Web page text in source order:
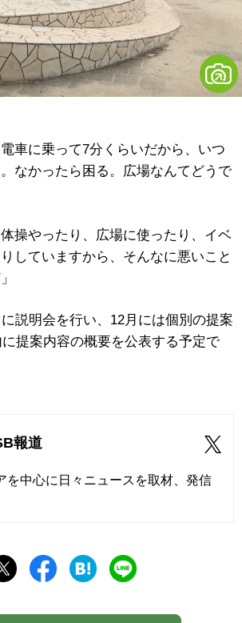
電車に乗って7分くらいだから、いつ
なかったら困る。広場なんてどうで
体操やったり、広場に使ったり、イベ
していますから、そんなに悪いこと
説明会を行い、12月には個別の提案
提案内容の概要を公表する予定で
報道
を中心に日々ニュースを取材、発信